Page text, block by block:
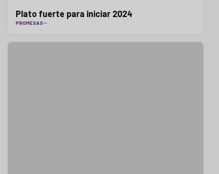
Plato fuerte para iniciar 2024
PROMESAS